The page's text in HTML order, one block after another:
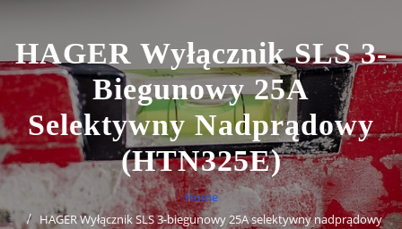
HAGER Wyłącznik SLS 3-
Biegunowy 25A
Selektywny Nadprądowy
(HTN325E)
Home
HAGER Wyłącznik SLS 3-biegunowy 25A selektywny nadprądowy